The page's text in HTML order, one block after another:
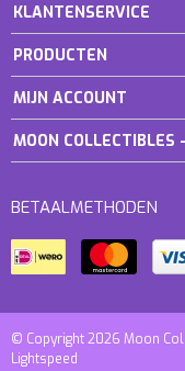
KLANTENSERVICE
PRODUCTEN
MIJN ACCOUNT
MOON
BETAALMETHODEN
© Copyright 2026 Moon
Lightspeed